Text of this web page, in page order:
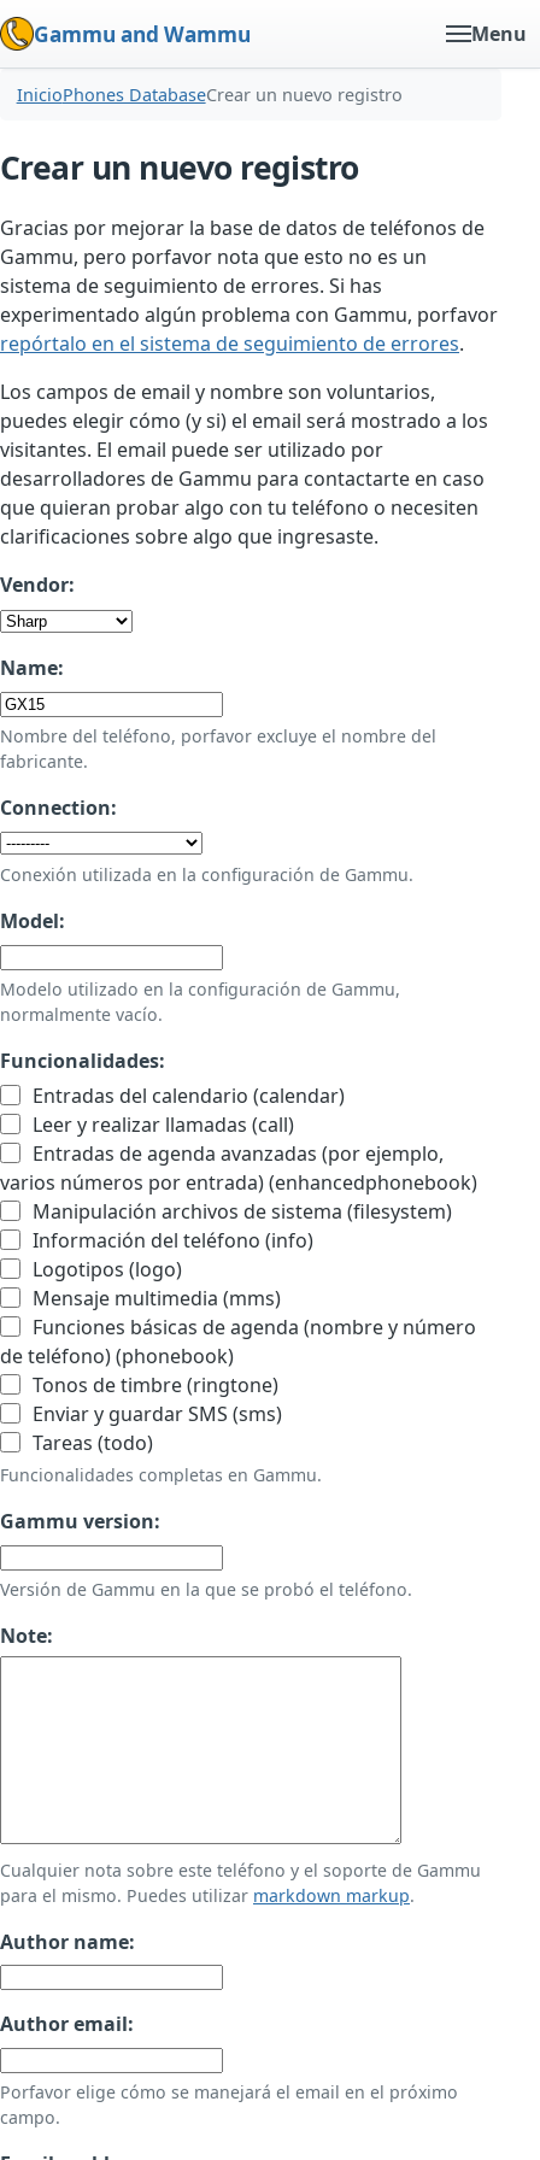
Gammu and Wammu Menu
InicioPhones DatabaseCrear un nuevo registro
Crear un nuevo registro
Gracias por mejorar la base de datos de teléfonos de
Gammu, pero porfavor nota que esto no es un
sistema de seguimiento de errores. Si has
experimentado algún problema con Gammu, porfavor
repórtalo en el sistema de seguimiento de errores.
Los campos de email y nombre son voluntarios,
puedes elegir cómo (y si) el email será mostrado a los
visitantes. El email puede ser utilizado por
desarrolladores de Gammu para contactarte en caso
que quieran probar algo con tu teléfono o necesiten
clarificaciones sobre algo que ingresaste.
Vendor:
Name:
Nombre del teléfono, porfavor excluye el nombre del
fabricante.
Connection:
Conexión utilizada en la configuración de Gammu.
Model:
Modelo utilizado en la configuración de Gammu,
normalmente vacío.
Funcionalidades:
Entradas del calendario (calendar)
Leer y realizar llamadas (call)
Entradas de agenda avanzadas (por ejemplo,
varios números por entrada) (enhancedphonebook)
Manipulación archivos de sistema (filesystem)
Información del teléfono (info)
Logotipos (logo)
Mensaje multimedia (mms)
Funciones básicas de agenda (nombre y número
de teléfono) (phonebook)
Tonos de timbre (ringtone)
Enviar y guardar SMS (sms)
Tareas (todo)
Funcionalidades completas en Gammu.
Gammu version:
Versión de Gammu en la que se probó el teléfono.
Note:
Cualquier nota sobre este teléfono y el soporte de Gammu
para el mismo. Puedes utilizar markdown markup.
Author name:
Author email:
Porfavor elige cómo se manejará el email en el próximo
campo.